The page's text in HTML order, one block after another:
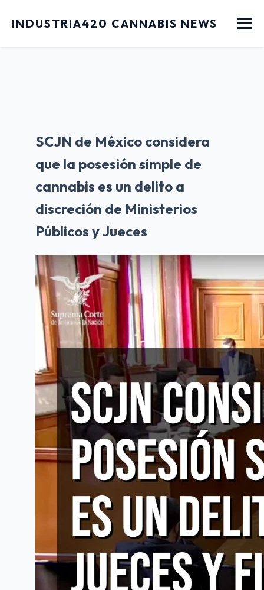
INDUSTRIA420 CANNABIS NEWS Menu
SCJN de México considera
que la posesión simple de
cannabis es un delito a
discreción de Ministerios
Públicos y Jueces